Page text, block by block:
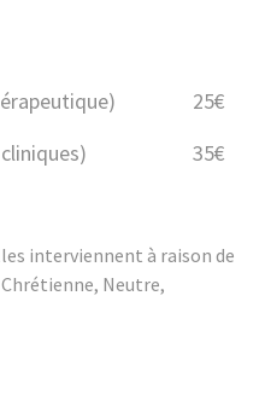
(thérapeutique) 25€
cliniques) 35€
interviennent à raison de
Neutre,